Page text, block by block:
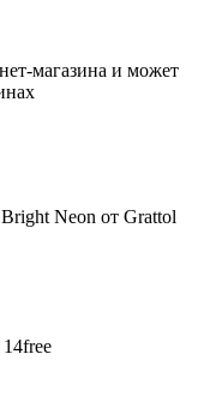
магазина и может
Neon от Grattol